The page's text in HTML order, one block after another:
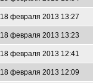
18 февраля 2013 13:27
18 февраля 2013 13:23
18 февраля 2013 12:41
18 февраля 2013 12:09